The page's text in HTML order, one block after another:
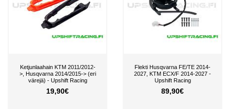
Ketjunlaahain KTM 2011/2012-
>, Husqvarna 2014/2015-> (eri
värejä) - Upshift Racing
19,90€
Flekti Husqvarna FE/TE 2014-
2027, KTM ECX/F 2014-2027 -
Upshift Racing
89,90€